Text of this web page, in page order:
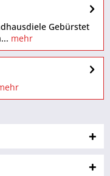
Gebürstet
mehr